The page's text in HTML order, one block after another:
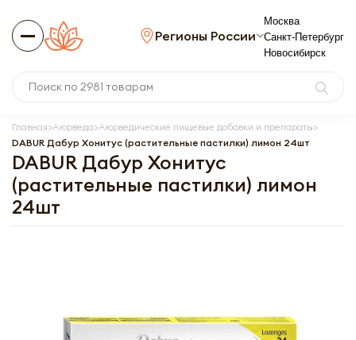
Регионы России
Москва
Санкт-Петербург
Новосибирск
Главная Аюрведа Аюрведические пищевые добавки и препараты
DABUR Дабур Хонитус (растительные пастилки) лимон 24шт
DABUR Дабур Хонитус
(растительные пастилки) лимон
24шт